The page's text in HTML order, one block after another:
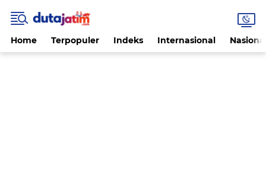
Home Terpopuler Indeks Internasional